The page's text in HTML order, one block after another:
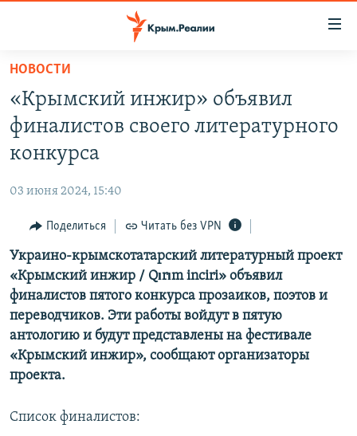
Вернуться
основному
содержанию
Вернутся
главной
Вернутся
поиску
СПЕЦПРОЕКТЫ
11 ЛЕТ ОККУПАЦИИ КРЫМА. 11 ИСТОРИЙ СОПРОТИВЛЕНИЯ
ВОДА
ЕЩЕ
ИНТЕРАКТИВ
ИНФОГРАФИКА
ТЕЛЕПРОЕКТ КРЫМ.РЕАЛИИ
СОВЕТЫ ПРАВОЗАЩИТНИКОВ
ПРОПАВШИЕ БЕЗ ВЕСТИ
ПОБЕДИТЕЛЕЙ НЕ СУДЯТ?
РАДІО СВОБОДА
КАК ОБОЙТИ БЛОКИРОВКУ
Українською
Qırımtatar
ПРИСОЕДИНЯЙТЕСЬ!
НОВОСТИ
«Крымский инжир» объявил
финалистов своего литературного
конкурса
03 июня 2024, 15:40
Поделиться Читать без VPN
Украино-крымскотатарский литературный проект
«Крымский инжир / Qırım inciri» объявил
финалистов пятого конкурса прозаиков, поэтов и
переводчиков. Эти работы войдут в пятую
антологию и будут представлены на фестивале
«Крымский инжир», сообщают организаторы
проекта.
Список финалистов: